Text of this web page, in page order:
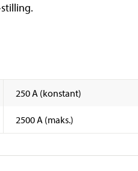
250 A (konstant)
2500 A (maks.)